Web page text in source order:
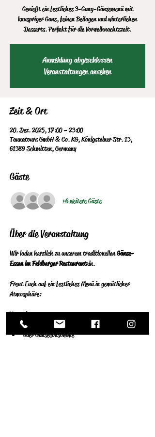
Genießt ein festliches 3-Gang-Gänsemenü mit
knuspriger Gans, feinen Beilagen und winterlichen
Desserts. Perfekt für die Vorweihnachtszeit.
Anmeldung abgeschlossen
Veranstaltungen ansehen
Zeit & Ort
20. Dez. 2025, 17:00 – 23:00
Taunatours GmbH & Co. KG, Königsteiner Str. 13,
61389 Schmitten, Germany
Gäste
+6 weitere Gäste
Über die Veranstaltung
Wir laden herzlich zu unserem traditionellen Gänse-
Essen im Feldberger Restaurant ein.
Freut Euch auf ein festliches Menü in gemütlicher
Atmosphäre:
Vorspeise:
Feldsalat mit Nüssen & Pflaumendressing
oder Gänseconsommé